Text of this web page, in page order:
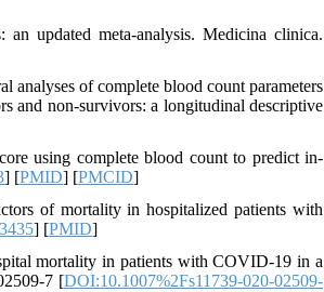
updated meta-analysis. Medicina clinica.
of complete blood count parameters
and non-survivors: a longitudinal descriptive
using complete blood count to predict in-
] [PMID] [PMCID]
of mortality in hospitalized patients with
] [PMID]
mortality in patients with COVID-19 in a
7 [DOI:10.1007%2Fs11739-020-02509-